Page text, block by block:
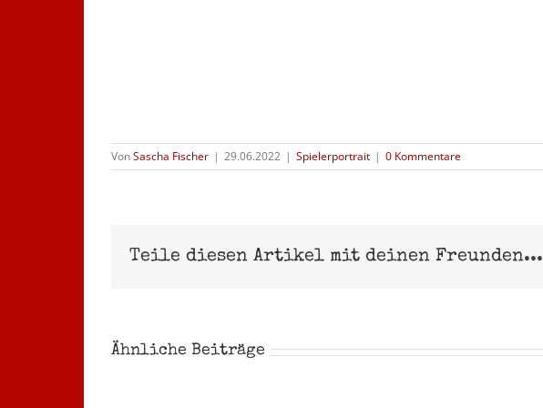
VonSascha Fischer | 29.06.2022 | Spielerportrait | 0 Kommentare
Teile diesen Artikel mit deinen Freunden...
Ähnliche Beiträge